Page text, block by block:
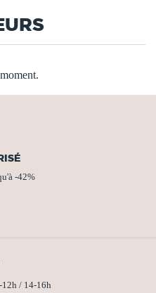
-42%
/ 14-16h